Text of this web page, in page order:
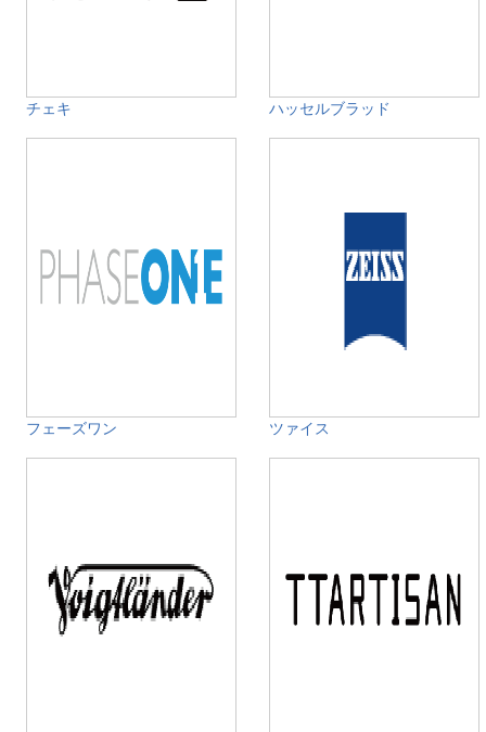
チェキ ハッセルブラッド
フェーズワン ツァイス